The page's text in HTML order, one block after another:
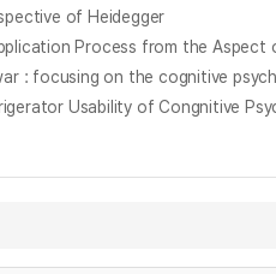
of Heidegger
Application Process from the
war : focusing on the cognitive